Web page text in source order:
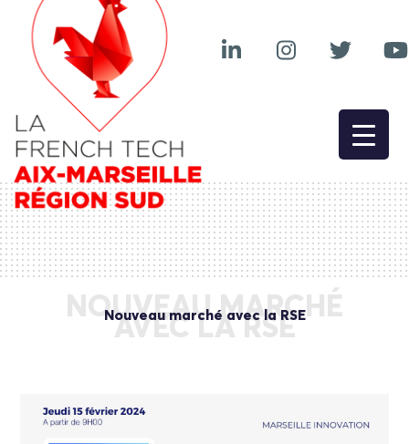
NOUVEAU MARCHÉ
AVEC LA RSE
Nouveau marché avec la RSE